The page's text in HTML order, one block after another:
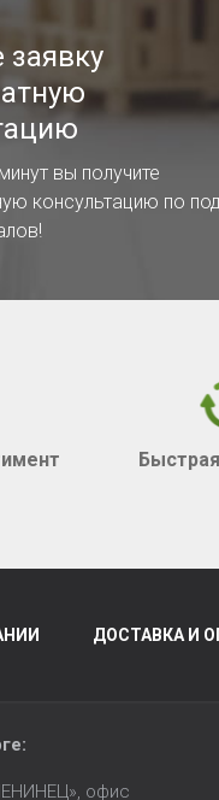
заявку
вы получите
консультацию по
ДОСТАВКА И
:
офис